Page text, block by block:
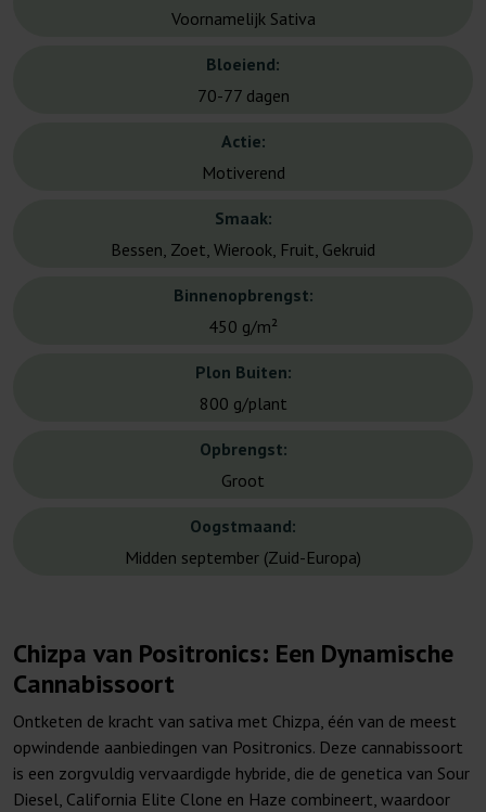
Voornamelijk Sativa
Bloeiend:
70-77 dagen
Actie:
Motiverend
Smaak:
Bessen, Zoet, Wierook, Fruit, Gekruid
Binnenopbrengst:
450 g/m²
Plon Buiten:
800 g/plant
Opbrengst:
Groot
Oogstmaand:
Midden september (Zuid-Europa)
Chizpa van Positronics: Een Dynamische
Cannabissoort
Ontketen de kracht van sativa met Chizpa, één van de meest
opwindende aanbiedingen van Positronics. Deze cannabissoort
is een zorgvuldig vervaardigde hybride, die de genetica van Sour
Diesel, California Elite Clone en Haze combineert, waardoor